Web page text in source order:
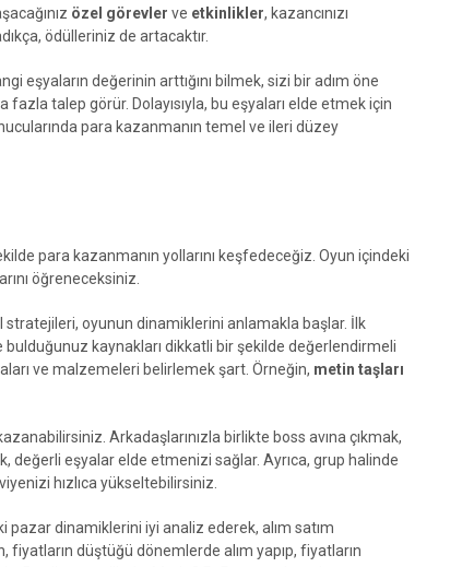
özel görevler ve etkinlikler, kazancınızı
ödülleriniz de artacaktır.
eşyaların değerinin arttığını bilmek, sizi bir adım öne
talep görür. Dolayısıyla, bu eşyaları elde etmek için
para kazanmanın temel ve ileri düzey
para kazanmanın yollarını keşfedeceğiz. Oyun içindeki
öğreneceksiniz.
oyunun dinamiklerini anlamakla başlar. İlk
bulduğunuz kaynakları dikkatli bir şekilde değerlendirmeli
ve malzemeleri belirlemek şart. Örneğin, metin taşları
Arkadaşlarınızla birlikte boss avına çıkmak,
değerli eşyalar elde etmenizi sağlar. Ayrıca, grup halinde
hızlıca yükseltebilirsiniz.
pazar dinamiklerini iyi analiz ederek, alım satım
düştüğü dönemlerde alım yapıp, fiyatların